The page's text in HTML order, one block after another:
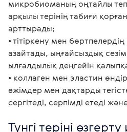
микробиоманың оңтайлы
арқылы терінің табиғи
арттырады;
• тітіркену мен
азайтады, ыңғайсыздық
ылғалдылық деңгейін
• коллаген мен эластин
әжімдер мен дақтарды
сергітеді, серпімді етеді
Түнгі теріні